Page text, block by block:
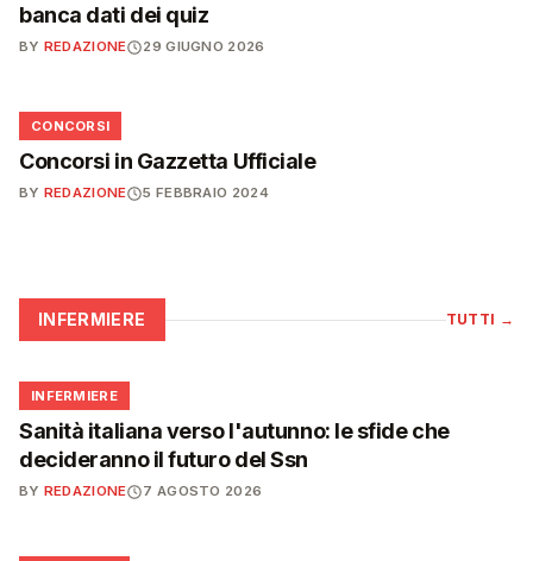
banca dati dei quiz
BY REDAZIONE 29 GIUGNO 2026
📋
CONCORSI
Concorsi in Gazzetta Ufficiale
BY REDAZIONE 5 FEBBRAIO 2024
INFERMIERE TUTTI →
🩺
INFERMIERE
Sanità italiana verso l'autunno: le sfide che
decideranno il futuro del Ssn
BY REDAZIONE 7 AGOSTO 2026